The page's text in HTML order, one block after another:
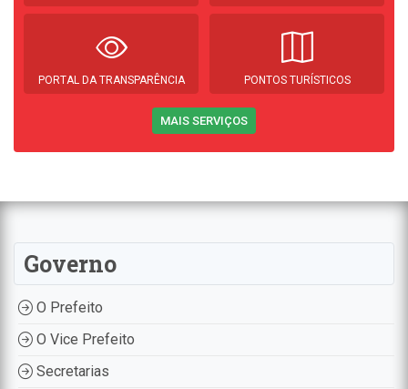
PORTAL DA TRANSPARÊNCIA PONTOS TURÍSTICOS
MAIS SERVIÇOS
Governo
O Prefeito
O Vice Prefeito
Secretarias